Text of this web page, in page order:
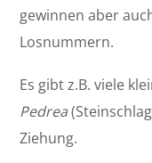
gewinnen aber
Losnummern.
Es gibt z.B. viele
Pedrea
Ziehung.